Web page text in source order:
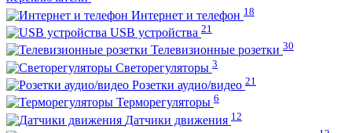
Интернет и телефон 18
USB устройства 21
Телевизионные розетки 30
Светорегуляторы 3
Розетки аудио/видео 21
Терморегуляторы 6
Датчики движения 12